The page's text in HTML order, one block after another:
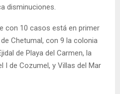
disminuciones.
con 10 casos está en primer
Chetumal, con 9 la colonia
de Playa del Carmen, la
I de Cozumel, y Villas del Mar